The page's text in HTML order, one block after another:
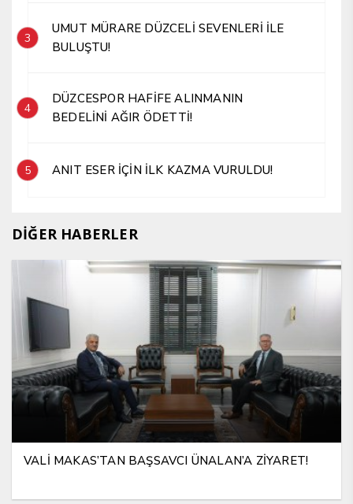
3
UMUT MÜRARE DÜZCELİ SEVENLERİ İLE
BULUŞTU!
4
DÜZCESPOR HAFİFE ALINMANIN
BEDELİNİ AĞIR ÖDETTİ!
5 ANIT ESER İÇİN İLK KAZMA VURULDU!
DİĞER HABERLER
VALİ MAKAS’TAN BAŞSAVCI ÜNALAN’A ZİYARET!